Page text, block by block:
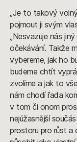
„Je to takový
pojmout ji svým
„Nesvazuje nás
očekávání. Takže
vybereme, jak ho
budeme chtít
zvolíme a jak to
nám chodí řada
v tom či onom
nejúžasnější
prostoru pro růst a